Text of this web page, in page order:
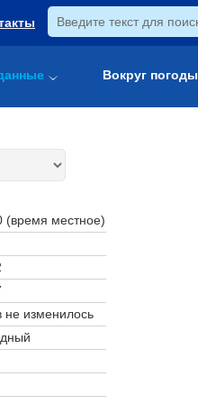
Вокруг погоды
(время местное)
не изменилось